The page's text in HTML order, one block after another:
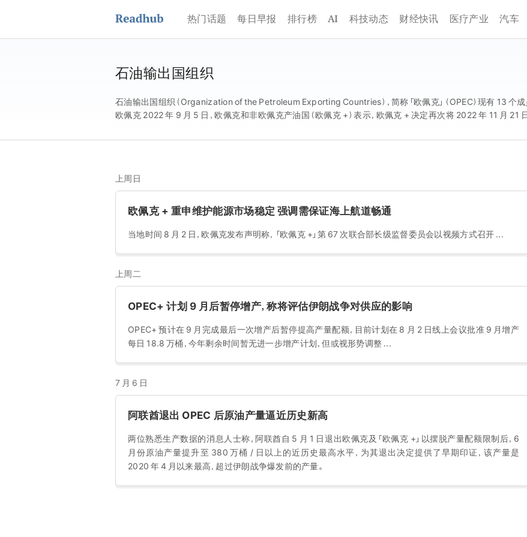
热门话题 每日早报 排行榜 AI 科技动态 财经快讯 医疗产业 汽车
石油输出国组织
石油输出国组织（Organization of the Petroleum Exporting Countries），简称「欧佩克」（OPEC）现有 13 个
欧佩克 2022 年 9 月 5 日，欧佩克和非欧佩克产油国（欧佩克 +）表示，欧佩克 + 决定再次将 2022 年 11 月 21
上周日
欧佩克 + 重申维护能源市场稳定 强调需保证海上航道畅通
当地时间 8 月 2 日，欧佩克发布声明称，「欧佩克 +」第 67 次联合部长级监督委员会以视频方式召开 ...
上周二
OPEC+ 计划 9 月后暂停增产，称将评估伊朗战争对供应的影响
OPEC+ 预计在 9 月完成最后一次增产后暂停提高产量配额，目前计划在 8 月 2 日线上会议批准 9 月增产
每日 18.8 万桶，今年剩余时间暂无进一步增产计划，但或视形势调整 ...
7 月 6 日
阿联酋退出 OPEC 后原油产量逼近历史新高
两位熟悉生产数据的消息人士称，阿联酋自 5 月 1 日退出欧佩克及「欧佩克 +」以摆脱产量配额限制后，6
月份原油产量提升至 380 万桶 / 日以上的近历史最高水平，为其退出决定提供了早期印证，该产量是
2020 年 4 月以来最高，超过伊朗战争爆发前的产量。